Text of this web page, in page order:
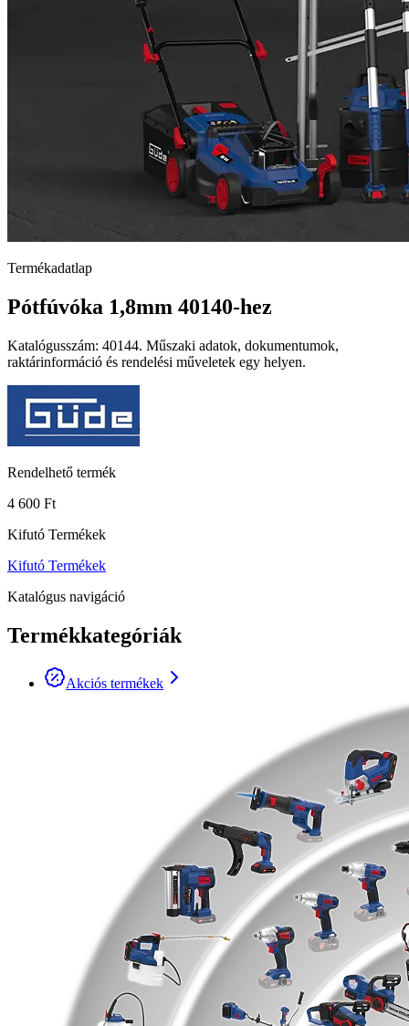
Termékadatlap
Pótfúvóka 1,8mm 40140-hez
Katalógusszám: 40144. Műszaki adatok, dokumentumok,
raktárinformáció és rendelési műveletek egy helyen.
Rendelhető termék
4 600 Ft
Kifutó Termékek
Kifutó Termékek
Katalógus navigáció
Termékkategóriák
Akciós termékek